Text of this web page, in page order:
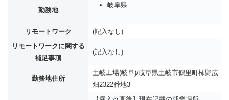
勤務地
岐阜県
リモートワーク
(記入なし)
リモートワークに関する
補足事項
(記入なし)
勤務地住所
土岐工場(岐阜)/岐阜県土岐市鶴里町柿野広
畑2322番地3